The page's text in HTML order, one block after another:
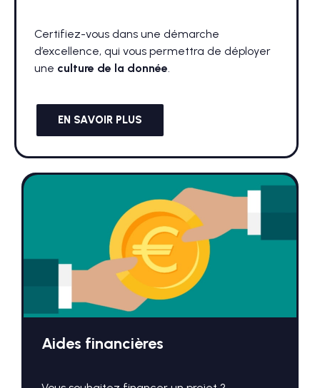
Certifiez-vous dans une démarche
d’excellence, qui vous permettra de déployer
une culture de la donnée.
EN SAVOIR PLUS
Aides financières